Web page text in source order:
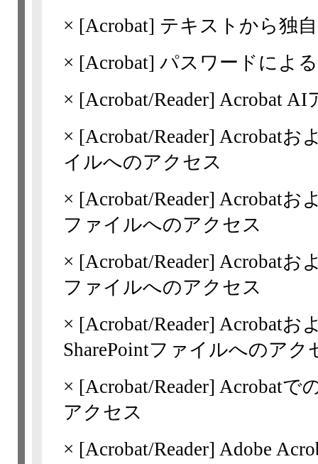
× [Acrobat] テキストから独
× [Acrobat] パスワードによ
× [Acrobat/Reader] Acrobat AI
× [Acrobat/Reader] Acrobatお
イルへのアクセス
× [Acrobat/Reader] Acrobatお
ファイルへのアクセス
× [Acrobat/Reader] Acrobatお
ファイルへのアクセス
× [Acrobat/Reader] Acrobatお
SharePointファイルへのアク
× [Acrobat/Reader] Acrobatで
アクセス
× [Acrobat/Reader] Adobe